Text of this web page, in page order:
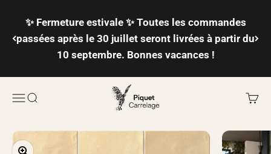
✨ Fermeture estivale ✨ Toutes les commandes
passées après le 30 juillet seront livrées à partir du
10 septembre. Bonnes vacances !
Ouvrir la navigation
Ouvrir la recherche
Piquet Carrelage
Voir
Zoomer sur l'image